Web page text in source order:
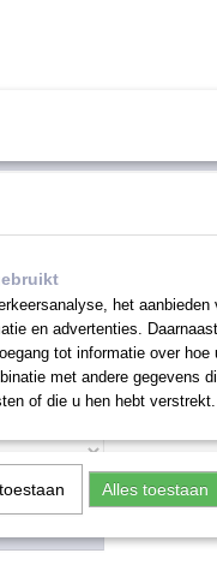
Grijs 80
het aanbieden
en advertenties.
tot informatie over
met andere gegevens
of die u hen hebt verstrekt.
Alles toestaan